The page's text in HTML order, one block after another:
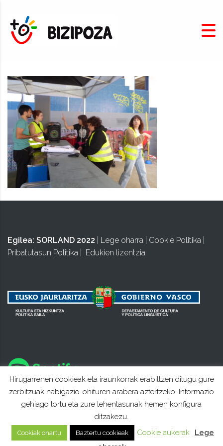
Egilea: SORLAND 2022 Lege oharra Cookie Politika
Pribatutasun Politika
Edukien lizentzia
Hirugarrenen cookieak eta iraunkorrak erabiltzen ditugu gure
zerbitzuak nabigazio-ohituren arabera aztertzeko. Informazio
gehiago lortu eta zure lehentasunak hemen konfigura
ditzakezu.
Cookiak onartu Baztertu cookieak Cookie aukerak
Lege